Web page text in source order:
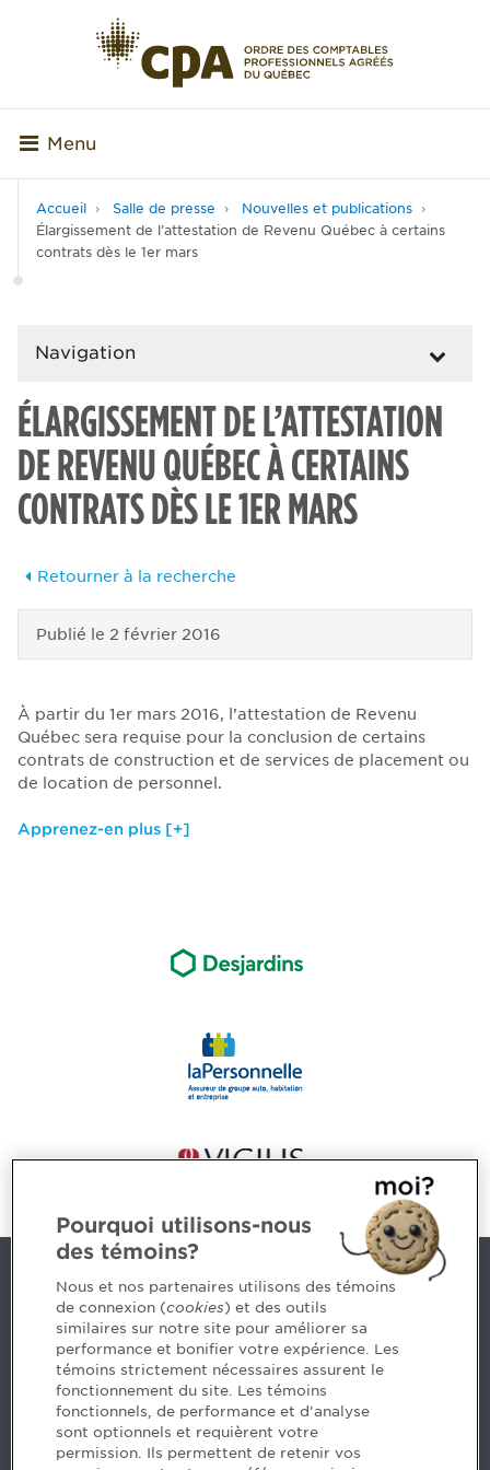
Menu
Accueil Salle de presse
Nouvelles et publications
Élargissement de l’attestation de Revenu Québec à certains
contrats dès le 1er mars
Navigation
ÉLARGISSEMENT DE L’ATTESTATION
DE REVENU QUÉBEC À CERTAINS
CONTRATS DÈS LE 1ER MARS
Retourner à la recherche
Publié le 2 février 2016
À partir du 1er mars 2016, l’attestation de Revenu
Québec sera requise pour la conclusion de certains
contrats de construction et de services de placement ou
de location de personnel.
Apprenez-en plus [+]
Nous joindre
5, Place Ville Marie, bureau 800, Montréal (Québec)
H3B 2G2
www.cpaquebec.ca
Des questions? Faites appel à notre équipe >
Pourquoi utilisons-nous
des témoins?
Nous et nos partenaires utilisons des témoins
de connexion (cookies) et des outils
similaires sur notre site pour améliorer sa
performance et bonifier votre expérience. Les
témoins strictement nécessaires assurent le
fonctionnement du site. Les témoins
fonctionnels, de performance et d'analyse
sont optionnels et requièrent votre
permission. Ils permettent de retenir vos